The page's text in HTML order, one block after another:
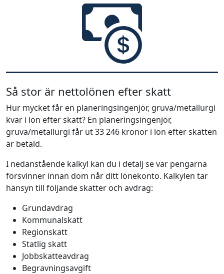
Så stor är nettolönen efter skatt
Hur mycket får en planeringsingenjör, gruva/metallurgi
kvar i lön efter skatt? En planeringsingenjör,
gruva/metallurgi får ut 33 246 kronor i lön efter skatten
är betald.
I nedanstående kalkyl kan du i detalj se var pengarna
försvinner innan dom når ditt lönekonto. Kalkylen tar
hänsyn till följande skatter och avdrag:
Grundavdrag
Kommunalskatt
Regionskatt
Statlig skatt
Jobbskatteavdrag
Begravningsavgift